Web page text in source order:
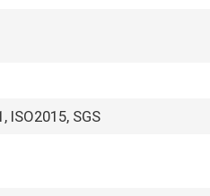
ISO2015, SGS